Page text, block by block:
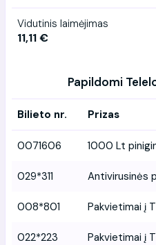
Vidutinis laimėjimas
11,11 €
Papildomi
Bilieto nr. Prizas
0071606 1000 Lt
029*311 Antivirusinės
008*801 Pakvietimai į
022*223 Pakvietimai į